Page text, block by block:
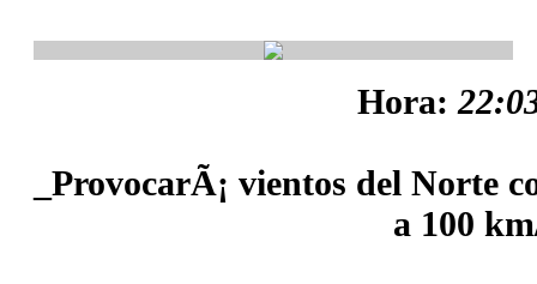
Hora:
_ProvocarÃ¡ vientos del Norte
a 100